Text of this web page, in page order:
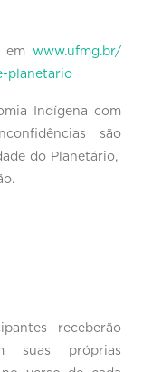
em www.ufmg.br/
planetario
Indígena com
são
do Planetário,
receberão
suas próprias